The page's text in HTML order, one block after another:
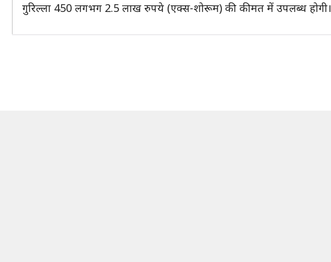
गुरिल्ला 450 लगभग 2.5 लाख रुपये (एक्स-शोरूम) की कीमत में उपलब्ध